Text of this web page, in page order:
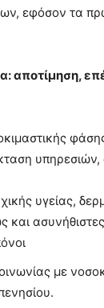
εφόσον τα
αποτίμηση,
υγείας,
και
με